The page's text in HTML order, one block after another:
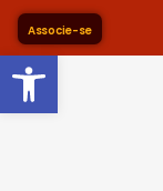
Barra
Associe-se